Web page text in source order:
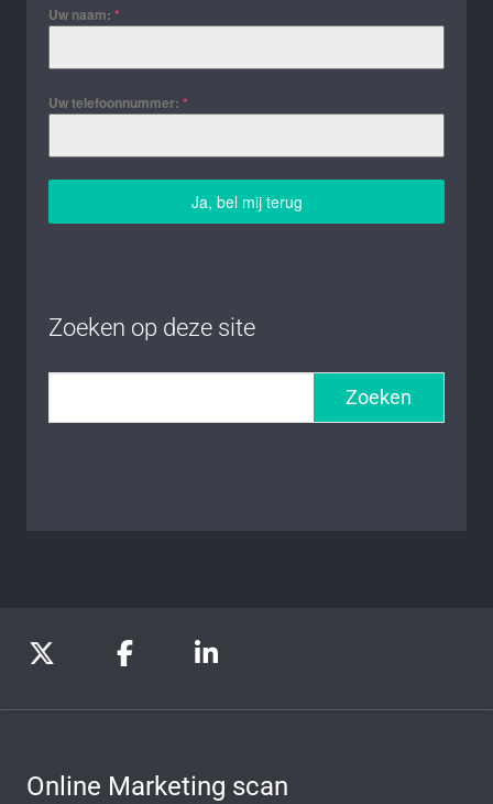
Uw naam: *
Uw telefoonnummer: *
Ja, bel mij terug
Zoeken op deze site
Zoeken
Online Marketing scan